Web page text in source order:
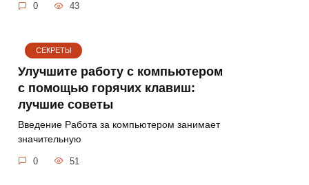
0 43
СЕКРЕТЫ
Улучшите работу с компьютером
с помощью горячих клавиш:
лучшие советы
Введение Работа за компьютером занимает
значительную
0 51